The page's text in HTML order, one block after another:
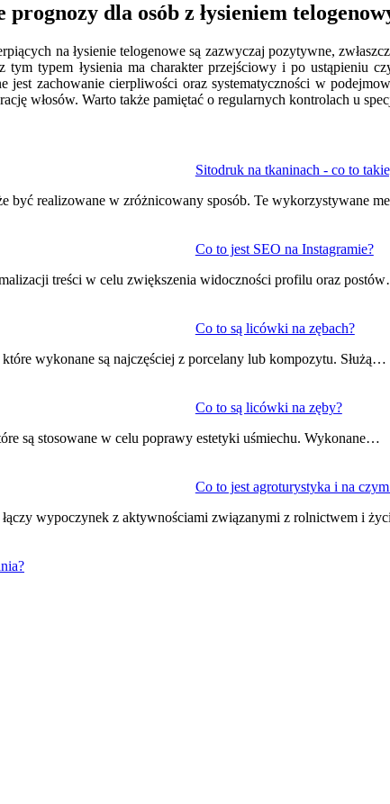
prognozy dla osób z łysieniem
na łysienie telogenowe są zazwyczaj pozytywne,
tym typem łysienia ma charakter przejściowy i po ustąpieniu
jest zachowanie cierpliwości oraz systematyczności w
włosów. Warto także pamiętać o regularnych kontrolach u
Sitodruk na tkaninach - co to
być realizowane w zróżnicowany sposób. Te wykorzystywane
Co to jest SEO na Instagramie?
treści w celu zwiększenia widoczności profilu oraz
Co to są licówki na zębach?
wykonane są najczęściej z porcelany lub kompozytu. Służą…
Co to są licówki na zęby?
są stosowane w celu poprawy estetyki uśmiechu. Wykonane…
Co to jest agroturystyka i na
wypoczynek z aktywnościami związanymi z rolnictwem i